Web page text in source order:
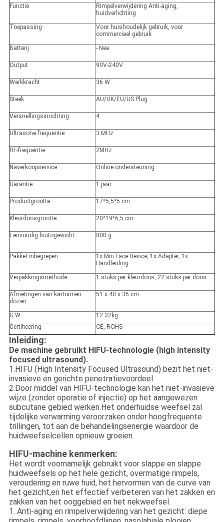
Functie
Rimpelverwijdering Anti-aging,
huidverlichting
Toepassing
Voor huishoudelijk gebruik, voor
commercieel gebruik
Batterij
- Nee.
Output 90V-240V
Werkkracht 36 W
Steek AU/UK/EU/US Plug
Versnellingsinrichting 4
Ultrasone frequentie 3 MHz
RF-frequentie 2MHz
Naverkoopservice Online ondersteuning
Garantie 1 jaar
Productgrootte 17*5,5*5 cm
Kleurdoosgrootte 20*19*6,5 cm
Eenvoudig brutogewicht 800 g
Pakket inbegrepen
1x Min Face Device, 1x Adapter, 1x
Handleiding
Verpakkingsmethode
1 stuks per kleurdoos, 22 stuks per doos
Afmetingen van kartonnen
dozen
51 x 40 x 35 cm
G.W.
12.32kg
Certificering
CE, ROHS
Inleiding:
De machine gebruikt HIFU-technologie (high intensity
focused ultrasound).
1.HIFU (High Intensity Focused Ultrasound) bezit het niet-
invasieve en gerichte penetratievoordeel.
2.Door middel van HIFU-technologie kan het niet-invasieve
wijze (zonder operatie of injectie) op het aangewezen
subcutane gebied werken.Het onderhuidse weefsel zal
tijdelijke verwarming veroorzaken onder hoogfrequente
trillingen, tot aan de behandelingsenergie waardoor de
huidweefselcellen opnieuw groeien.
HIFU-machine kenmerken:
Het wordt voornamelijk gebruikt voor slappe en slappe
huidweefsels op het hele gezicht, overmatige rimpels,
veroudering en ruwe huid, het hervormen van de curve van
het gezicht,en het effectief verbeteren van het zakken en
zakken van het ooggebied en het nekweefsel.
1. Anti-aging en rimpelverwijdering van het gezicht: diepe